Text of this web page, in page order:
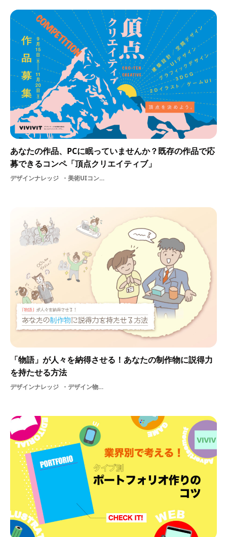
あなたの作品、PCに眠っていませんか？既存の作品で応
募できるコンペ「頂点クリエイティブ」
デザインナレッジ 美術UIコンペティション2D3DCGDESIGN制作物展示
「物語」が人々を納得させる！あなたの制作物に説得力
を持たせる方法
デザインナレッジ デザイン物語エモーショナルブランド世界観制作物学習活用法